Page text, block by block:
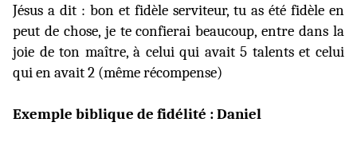
Jésus a dit : bon et fidèle serviteur, tu as été fidèle en
peut de chose, je te confierai beaucoup, entre dans la
joie de ton maître, à celui qui avait 5 talents et celui
qui en avait 2 (même récompense)
Exemple biblique de fidélité : Daniel